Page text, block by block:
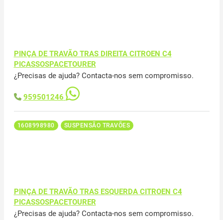
PINÇA DE TRAVÃO TRAS DIREITA CITROEN C4
PICASSOSPACETOURER
¿Precisas de ajuda? Contacta-nos sem compromisso.
959501246
1608998980 SUSPENSÃO TRAVÕES
PINÇA DE TRAVÃO TRAS ESQUERDA CITROEN C4
PICASSOSPACETOURER
¿Precisas de ajuda? Contacta-nos sem compromisso.